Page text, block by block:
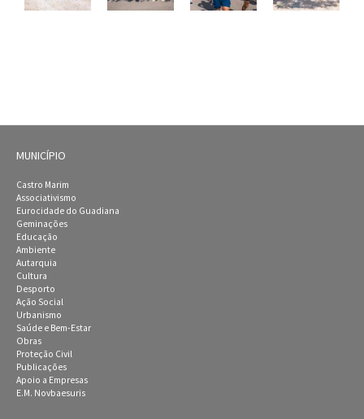
MUNICÍPIO
Castro Marim
Associativismo
Eurocidade do Guadiana
Geminações
Educação
Ambiente
Autarquia
Cultura
Desporto
Ação Social
Urbanismo
Saúde e Bem-Estar
Obras
Proteção Civil
Publicações
Apoio a Empresas
E.M. Novbaesuris